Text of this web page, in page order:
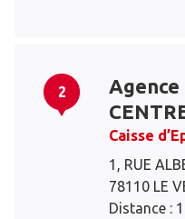
2
Agence
Caisse
1, RUE
78110 LE
Distance :